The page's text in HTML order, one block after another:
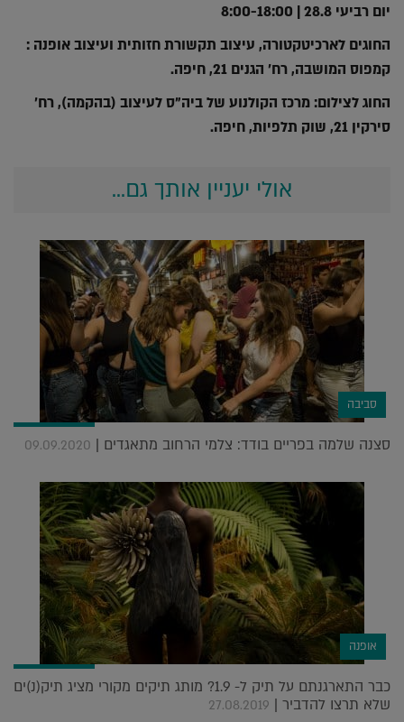
יום רביעי 28.8 | 8:00-18:00
החוגים לארכיטקטורה, עיצוב תקשורת חזותית ועיצוב אופנה :
קמפוס המושבה, רח' הגנים 21, חיפה.
החוג לצילום: מרכז הקולנוע של ביה"ס לעיצוב (בהקמה), רח'
סירקין 21, שוק תלפיות, חיפה.
אולי יעניין אותך גם...
סביבה
סצנה שלמה בפריים בודד: צלמי הרחוב מתאגדים | 09.09.2020
אופנה
כבר התארגנתם על תיק ל- 1.9? מותג תיקים מקורי מציג תיק(נ)ים
שלא תרצו להדביר | 27.08.2019